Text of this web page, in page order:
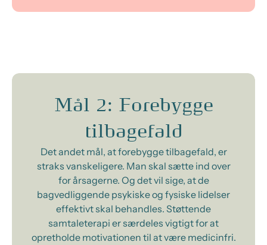
Mål 2: Forebygge
tilbagefald
Det andet mål, at forebygge tilbagefald, er
straks vanskeligere. Man skal sætte ind over
for årsagerne. Og det vil sige, at de
bagvedliggende psykiske og fysiske lidelser
effektivt skal behandles. Støttende
samtaleterapi er særdeles vigtigt for at
opretholde motivationen til at være medicinfri.